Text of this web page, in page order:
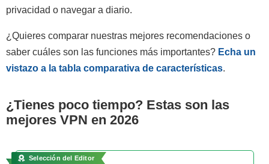
privacidad o navegar a diario.
¿Quieres comparar nuestras mejores recomendaciones o
saber cuáles son las funciones más importantes? Echa un
vistazo a la tabla comparativa de características.
¿Tienes poco tiempo? Estas son las
mejores VPN en 2026
Selección del Editor